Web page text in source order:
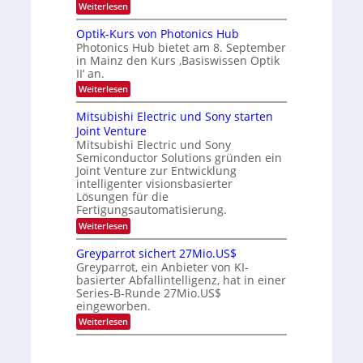
c
h
s
t
u
m
m
e
r
s
t
e
n
H
a
l
b
j
a
h
a
e
u
s
-
S
m
i
a
r
Weiterlesen:
K
-
E
i
s
a
z
n
i
m
m
t
i
n
d
e
r
D
A
C
H
-
I
n
d
u
Optik-Kurs von Photonics Hub
Photonics Hub bietet am 8. September
in Mainz den Kurs ‚Basiswissen Optik
II‘ an.
Weiterlesen:
O
p
t
i
k
-
K
u
r
s
v
o
n
P
h
o
t
o
n
i
c
s
Mitsubishi Electric und Sony starten
Joint Venture
Mitsubishi Electric und Sony
Semiconductor Solutions gründen ein
Joint Venture zur Entwicklung
intelligenter visionsbasierter
Lösungen für die
Fertigungsautomatisierung.
Weiterlesen:
M
t
s
u
b
i
s
h
i
Greyparrot sichert 27Mio.US$
Greyparrot, ein Anbieter von KI-
basierter Abfallintelligenz, hat in einer
Series-B-Runde 27Mio.US$
eingeworben.
Weiterlesen:
G